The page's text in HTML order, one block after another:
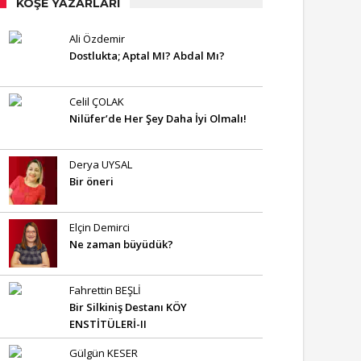
KÖŞE YAZARLARI
Ali Özdemir
Dostlukta; Aptal MI? Abdal Mı?
Celil ÇOLAK
Nilüfer’de Her Şey Daha İyi Olmalı!
Derya UYSAL
Bir öneri
Elçin Demirci
Ne zaman büyüdük?
Fahrettin BEŞLİ
Bir Silkiniş Destanı KÖY
ENSTİTÜLERİ-II
Gülgün KESER